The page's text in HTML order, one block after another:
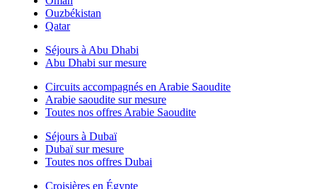
Ouzbékistan
Qatar
Séjours à Abu Dhabi
Abu Dhabi sur mesure
Circuits accompagnés en Arabie Saoudite
Arabie saoudite sur mesure
Toutes nos offres Arabie Saoudite
Séjours à Dubaï
Dubaï sur mesure
Toutes nos offres Dubai
Croisières en Égypte